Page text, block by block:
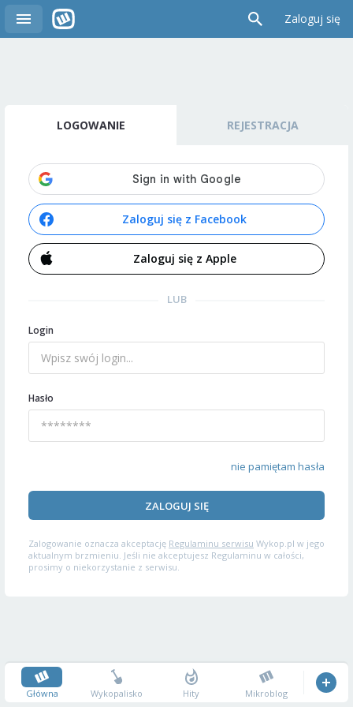
Zaloguj się
LOGOWANIE REJESTRACJA
Zaloguj się z Facebook
Zaloguj się z Apple
LUB
Login
Hasło
nie pamiętam hasła
ZALOGUJ SIĘ
Zalogowanie oznacza akceptację Regulaminu serwisu Wykop.pl w jego
aktualnym brzmieniu. Jeśli nie akceptujesz Regulaminu w całości,
prosimy o niekorzystanie z serwisu.
Główna Wykopalisko Hity Mikroblog